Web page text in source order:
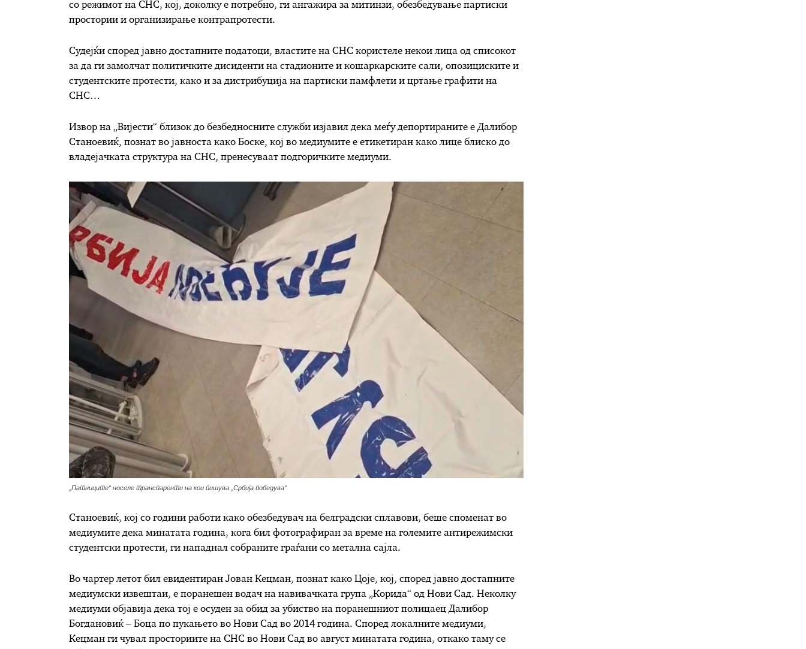
со режимот на СНС, кој, доколку е потребно, ги ангажира за митинзи, обезбедување партиски
простории и организирање контрапротести.
Судејќи според јавно достапните податоци, властите на СНС користеле некои лица од списокот
за да ги замолчат политичките дисиденти на стадионите и кошаркарските сали, опозициските и
студентските протести, како и за дистрибуција на партиски памфлети и цртање графити на
СНС…
Извор на „Вијести“ близок до безбедносните служби изјавил дека меѓу депортираните е Далибор
Станоевиќ, познат во јавноста како Боске, кој во медиумите е етикетиран како лице блиско до
владејачката структура на СНС, пренесуваат подгоричките медиуми.
„Патниците“ носеле транспаренти на кои пишува „Србија победува“
Станоевиќ, кој со години работи како обезбедувач на белградски сплавови, беше споменат во
медиумите дека минатата година, кога бил фотографиран за време на големите антирежимски
студентски протести, ги нападнал собраните граѓани со метална сајла.
Во чартер летот бил евидентиран Јован Кецман, познат како Цоје, кој, според јавно достапните
медиумски извештаи, е поранешен водач на навивачката група „Корида“ од Нови Сад. Неколку
медиуми објавија дека тој е осуден за обид за убиство на поранешниот полицаец Далибор
Богдановиќ – Боца по пукањето во Нови Сад во 2014 година. Според локалните медиуми,
Кецман ги чувал просториите на СНС во Нови Сад во август минатата година, откако таму се